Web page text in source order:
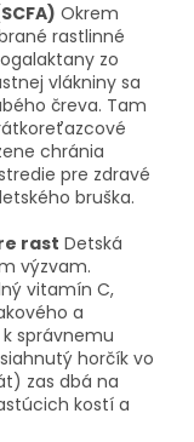
Okrem
rastlinné
zo
vlákniny sa
čreva. Tam
chránia
pre zdravé
bruška.
rast Detská
výzvam.
vitamín C,
a
správnemu
horčík vo
zas dbá na
kostí a